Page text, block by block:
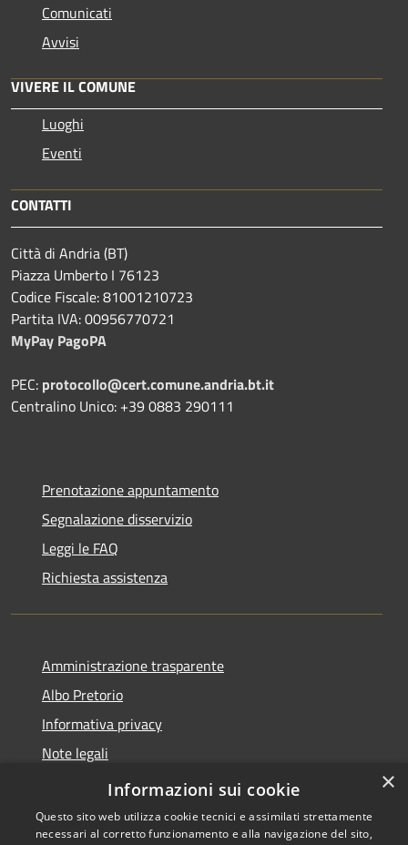
Comunicati
Avvisi
VIVERE IL COMUNE
Luoghi
Eventi
CONTATTI
Città di Andria (BT)
Piazza Umberto I 76123
Codice Fiscale: 81001210723
Partita IVA: 00956770721
MyPay PagoPA
PEC: protocollo@cert.comune.andria.bt.it
Centralino Unico: +39 0883 290111
Prenotazione appuntamento
Segnalazione disservizio
Leggi le FAQ
Richiesta assistenza
Amministrazione trasparente
Albo Pretorio
Informativa privacy
Note legali
Dichiarazione di accessibilità
×
Informazioni sui cookie
Questo sito web utilizza cookie tecnici e assimilati strettamente
necessari al corretto funzionamento e alla navigazione del sito,